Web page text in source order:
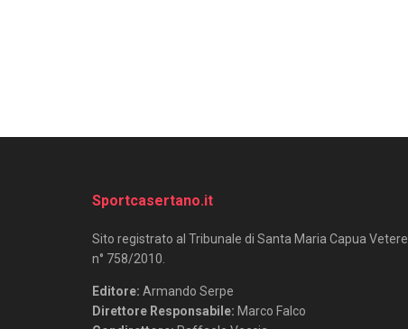
Sportcasertano.it
Sito registrato al Tribunale di Santa Maria Capua Vetere
n° 758/2010.
Editore: Armando Serpe
Direttore Responsabile: Marco Falco